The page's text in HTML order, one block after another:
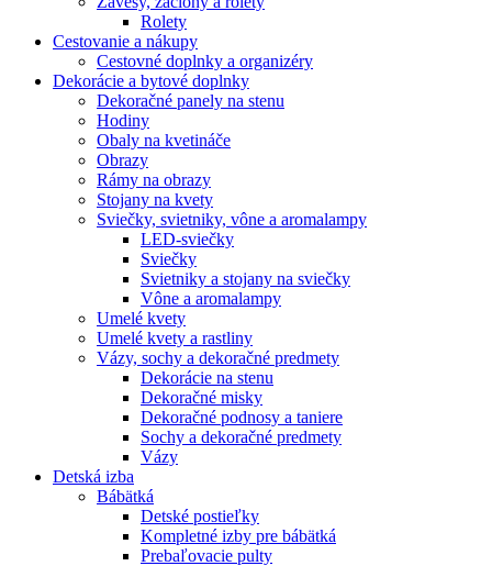
Rolety
Cestovanie a nákupy
Cestovné doplnky a organizéry
Dekorácie a bytové doplnky
Dekoračné panely na stenu
Hodiny
Obaly na kvetináče
Obrazy
Rámy na obrazy
Stojany na kvety
Sviečky, svietniky, vône a aromalampy
LED-sviečky
Sviečky
Svietniky a stojany na sviečky
Vône a aromalampy
Umelé kvety
Umelé kvety a rastliny
Vázy, sochy a dekoračné predmety
Dekorácie na stenu
Dekoračné misky
Dekoračné podnosy a taniere
Sochy a dekoračné predmety
Vázy
Detská izba
Bábätká
Detské postieľky
Kompletné izby pre bábätká
Prebaľovacie pulty